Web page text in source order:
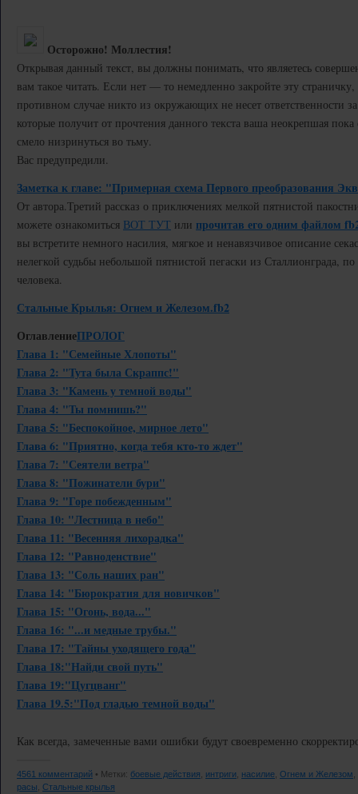
Осторожно! Моллестия!
Открывая данный текст, вы должны понимать, что являетесь
вам такое читать. Если нет — то немедленно закройте эту
противном случае никто из окружающих не несет ответственности
которые получит от прочтения данного текста ваша неокрепшая
смело низринуться во тьму.
Вас предупредили.
Заметка к главе: "Примерная схема Первого преобразования
От автора. Третий рассказ о приключениях мелкой пятнистой
можете ознакомиться ВОТ ТУТ или прочитав его одним файлом
вы встретите немного насилия, мягкое и ненавязчивое описание
нелегкой судьбы небольшой пятнистой пегаски из Сталлионграда,
человека.
Стальные Крылья: Огнем и Железом.fb2
ОглавлениеПРОЛОГ
Глава 1: "Семейные Хлопоты"
Глава 2: "Тута была Скраппс!"
Глава 3: "Камень у темной воды"
Глава 4: "Ты помнишь?"
Глава 5: "Беспокойное, мирное лето"
Глава 6: "Приятно, когда тебя кто-то ждет"
Глава 7: "Сеятели ветра"
Глава 8: "Пожинатели бури"
Глава 9: "Горе побежденным"
Глава 10: "Лестница в небо"
Глава 11: "Весенняя лихорадка"
Глава 12: "Равноденствие"
Глава 13: "Соль наших ран"
Глава 14: "Бюрократия для новичков"
Глава 15: "Огонь, вода..."
Глава 16: "...и медные трубы."
Глава 17: "Тайны уходящего года"
Глава 18:"Найди свой путь"
Глава 19:"Цугцванг"
Глава 19.5:"Под гладью темной воды"
Как всегда, замеченные вами ошибки будут своевременно
4561 комментарий • Метки: боевые действия интриги насилие Огнем и Железом
расы Стальные крылья